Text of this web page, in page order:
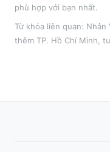
phù hợp với bạn nhất.
Từ khóa liên quan: Nhân
thêm TP. Hồ Chí Minh ,